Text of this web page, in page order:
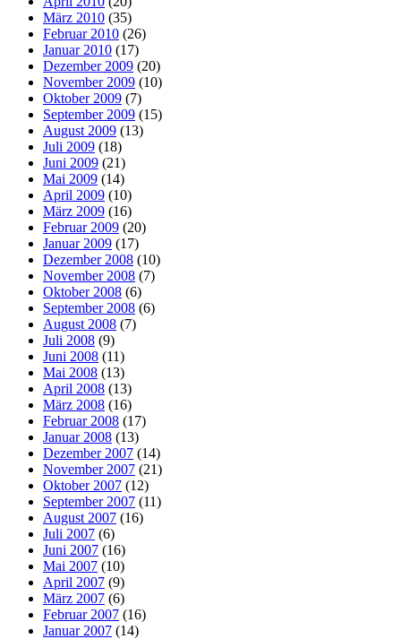
März 2010 (35)
Februar 2010 (26)
Januar 2010 (17)
Dezember 2009 (20)
November 2009 (10)
Oktober 2009 (7)
September 2009 (15)
August 2009 (13)
Juli 2009 (18)
Juni 2009 (21)
Mai 2009 (14)
April 2009 (10)
März 2009 (16)
Februar 2009 (20)
Januar 2009 (17)
Dezember 2008 (10)
November 2008 (7)
Oktober 2008 (6)
September 2008 (6)
August 2008 (7)
Juli 2008 (9)
Juni 2008 (11)
Mai 2008 (13)
April 2008 (13)
März 2008 (16)
Februar 2008 (17)
Januar 2008 (13)
Dezember 2007 (14)
November 2007 (21)
Oktober 2007 (12)
September 2007 (11)
August 2007 (16)
Juli 2007 (6)
Juni 2007 (16)
Mai 2007 (10)
April 2007 (9)
März 2007 (6)
Februar 2007 (16)
Januar 2007 (14)